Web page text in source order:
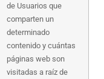
de Usuarios que
comparten un
determinado
contenido y cuántas
páginas web son
visitadas a raíz de